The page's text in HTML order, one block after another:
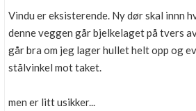
Vindu er eksisterende. Ny dør skal innn
denne veggen går bjelkelaget på tvers
går bra om jeg lager hullet helt opp og
stålvinkel mot taket.
men er litt usikker...